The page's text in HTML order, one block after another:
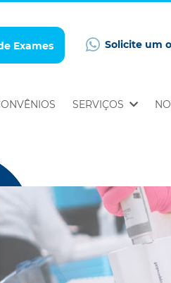
Exames Solicite um
SERVIÇOS